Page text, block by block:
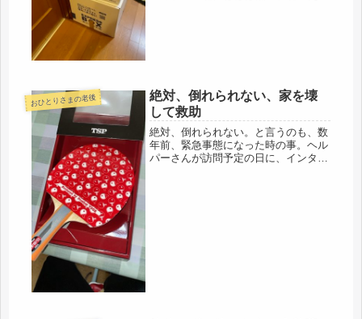
おひとりさまの老後
絶対、倒れられない、家を壊
して救助
絶対、倒れられない。と言うのも、数
年前、緊急事態になった時の事。ヘル
パーさんが訪問予定の日に、インター